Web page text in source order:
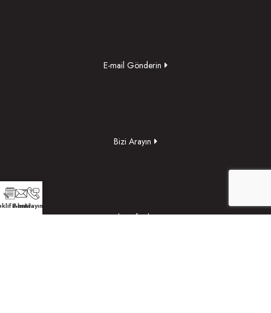
E-mail Gönderin
Bizi Arayın
Yol Tarifi Alın
Alın
E-mailArayın